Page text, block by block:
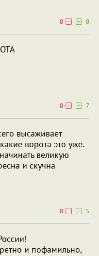
0
0
0
7
высаживает
ворота это уже.
великую
и скучна
0
5
и пофамильно,